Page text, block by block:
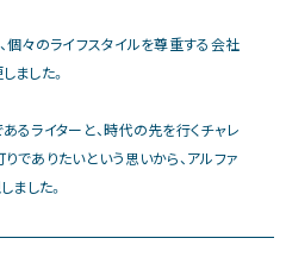
個々のライフスタイルを尊重する会社
ました。
るライターと、時代の先を行くチャレ
でありたいという思いから、アルファ
ました。